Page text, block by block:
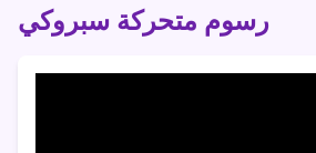
رسوم متحركة سبروكي